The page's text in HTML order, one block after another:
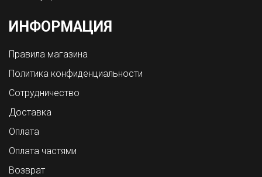
ИНФОРМАЦИЯ
Правила магазина
Политика конфиденциальности
Сотрудничество
Доставка
Оплата
Оплата частями
Возврат